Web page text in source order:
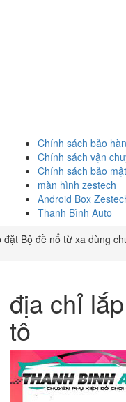
Chính sách bảo
Chính sách vận
Chính sách bảo mật
màn hình zestech
Android Box
Thanh Bình Auto
Bộ đề nổ từ xa dùng
địa chỉ
tô